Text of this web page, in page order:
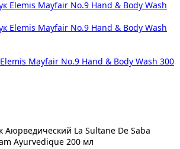
Mayfair No.9 Hand & Body Wash 300
Аюрведический La Sultane De Saba
Ayurvedique 200 мл